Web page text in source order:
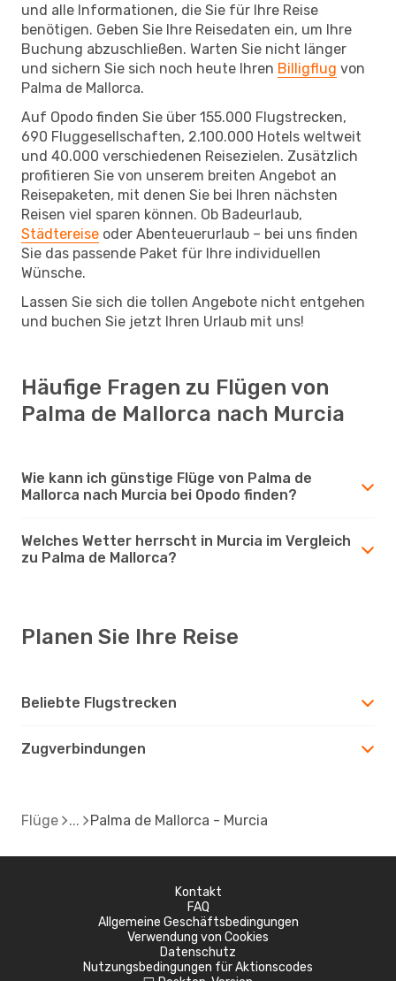
und alle Informationen, die Sie für Ihre Reise
benötigen. Geben Sie Ihre Reisedaten ein, um Ihre
Buchung abzuschließen. Warten Sie nicht länger
und sichern Sie sich noch heute Ihren Billigflug von
Palma de Mallorca.
Auf Opodo finden Sie über 155.000 Flugstrecken,
690 Fluggesellschaften, 2.100.000 Hotels weltweit
und 40.000 verschiedenen Reisezielen. Zusätzlich
profitieren Sie von unserem breiten Angebot an
Reisepaketen, mit denen Sie bei Ihren nächsten
Reisen viel sparen können. Ob Badeurlaub,
Städtereise oder Abenteuerurlaub – bei uns finden
Sie das passende Paket für Ihre individuellen
Wünsche.
Lassen Sie sich die tollen Angebote nicht entgehen
und buchen Sie jetzt Ihren Urlaub mit uns!
Häufige Fragen zu Flügen von
Palma de Mallorca nach Murcia
Wie kann ich günstige Flüge von Palma de
Mallorca nach Murcia bei Opodo finden?
Welches Wetter herrscht in Murcia im Vergleich
zu Palma de Mallorca?
Planen Sie Ihre Reise
Beliebte Flugstrecken
Zugverbindungen
Flüge Palma de Mallorca - Murcia
Kontakt
FAQ
Allgemeine Geschäftsbedingungen
Verwendung von Cookies
Datenschutz
Nutzungsbedingungen für Aktionscodes